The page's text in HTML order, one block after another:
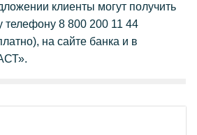
клиенты могут получить
телефону 8 800 200 11 44
на сайте банка и в